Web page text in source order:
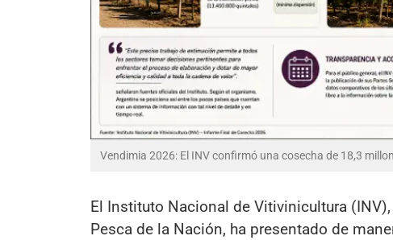
Vendimia 2026: El INV confirmó una cosecha de 18,3
El Instituto Nacional de Vitivinicultura
Pesca de la Nación, ha presentado de